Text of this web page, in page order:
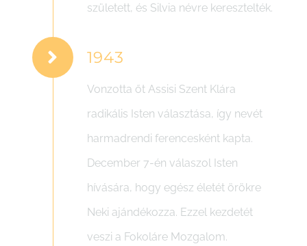
született, és Silvia névre keresztelték.
1943
Vonzotta őt Assisi Szent Klára
radikális Isten választása, így nevét
harmadrendi ferencesként kapta.
December 7-én válaszol Isten
hívására, hogy egész életét örökre
Neki ajándékozza. Ezzel kezdetét
veszi a Fokoláre Mozgalom.